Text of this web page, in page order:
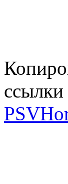
ссылки